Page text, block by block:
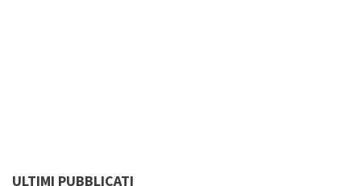
ULTIMI PUBBLICATI